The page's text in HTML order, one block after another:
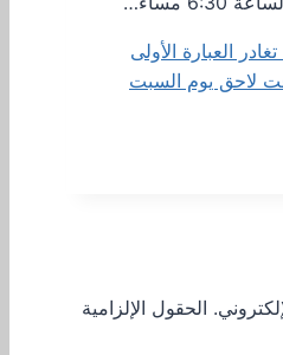
تغادر العبارة الأولى
لاحق يوم السبت
الحقول الإلزامية